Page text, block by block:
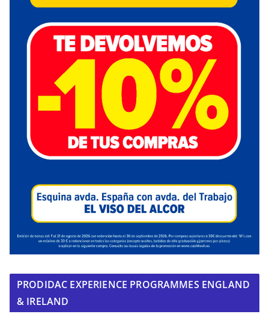
PRODIDAC EXPERIENCE PROGRAMMES ENGLAND
& IRELAND